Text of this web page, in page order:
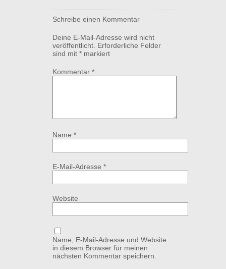
Schreibe einen Kommentar
Deine E-Mail-Adresse wird nicht
veröffentlicht. Erforderliche Felder
sind mit * markiert
Kommentar *
Name *
E-Mail-Adresse *
Website
Name, E-Mail-Adresse und Website
in diesem Browser für meinen
nächsten Kommentar speichern.